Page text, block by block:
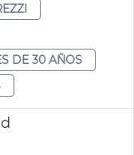
DE 30 AÑOS